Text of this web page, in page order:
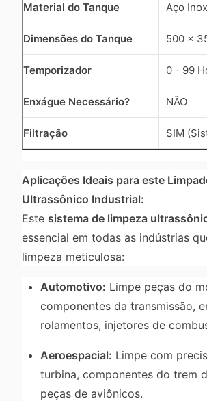
Material do Tanque Aço
Dimensões do Tanque 500 x
Temporizador 0 - 99
Enxágue Necessário? NÃO
Filtração SIM
Aplicações Ideais para este
Ultrassônico Industrial:
Este sistema de limpeza
essencial em todas as indústrias
limpeza meticulosa:
Automotivo: Limpe peças do
componentes da transmissão,
rolamentos, injetores de
Aeroespacial: Limpe com
turbina, componentes do trem
peças de aviônicos.